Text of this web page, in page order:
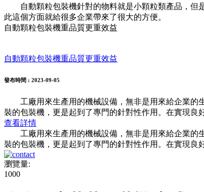
自動顆粒包裝機針對的物料就是小顆粒類產品，但是
此這個方面就給很多企業帶來了很大的方便。
自動顆粒包裝機重品質更重效益
自動顆粒包裝機重品質更重效益
發布時間 : 2023-09-05
工廠用來生產用的機械設備，無非是用來給企業的生
裝的包裝機，更是起到了專門的針對性作用。在實現良
查看詳情
工廠用來生產用的機械設備，無非是用來給企業的生
裝的包裝機，更是起到了專門的針對性作用。在實現良
瀏覽量:
1000